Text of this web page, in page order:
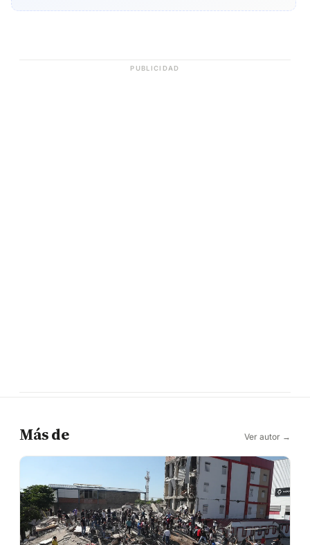
PUBLICIDAD
Más de Ver autor →